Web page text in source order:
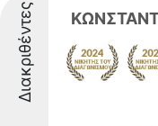
Διακριθέντες